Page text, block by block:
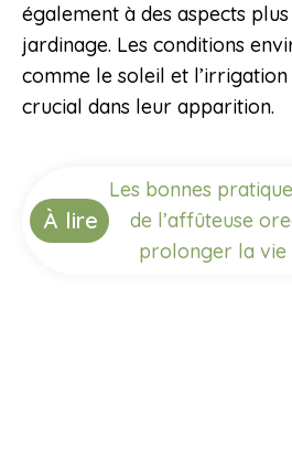
également à des aspects
jardinage. Les conditions
comme le soleil et
crucial dans leur apparition.
À lire
Les bonnes
de l’affûteuse
prolonger la vie